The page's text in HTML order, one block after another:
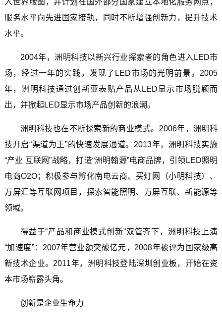
入世界版图，并计划在国外部分国家建立本地化服务网点，
服务水平向先进国家接轨，同时不断增强创新力，提升技术
水平。
2004年，洲明科技以新兴行业探索者的角色进入LED市
场，经过一年的实践，发现了LED市场的光明前景。2005
年，洲明科技通过创新亚表贴产品从LED显示市场脱颖而
出，并掀起LED显示市场产品创新的浪潮。
洲明科技也在不断探索新的商业模式。2006年，洲明科
技开启“渠道为王”的快速发展通道。2013年，洲明科技实施
“产业 互联网”战略，打造“洲明翰源”电商品牌，引领LED照明
电商O2O；积极参与孵化南电云商、买灯网（小明科技）、
万屏汇等互联网项目，探索智能照明、万屏互联、新能源等
领域。
得益于“产品和商业模式创新”双管齐下，洲明科技上演
“加速度”：2007年营业额突破亿元，2008年被评为国家级高
新技术企业。2011年，洲明科技登陆深圳创业板，开始在资
本市场崭露头角。
创新是企业生命力